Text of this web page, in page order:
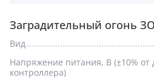
Заградительный огонь
Вид
Напряжение питания, В (±10% от
контроллера)